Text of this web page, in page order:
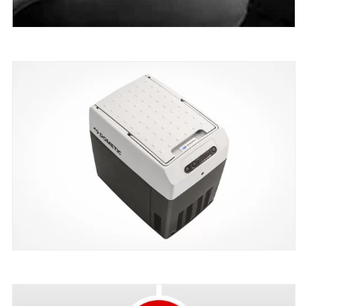
Koelbox Subaru
349,41€
Marterverjagerset ultrasoon Subaru